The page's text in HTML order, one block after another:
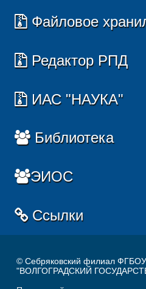
Файловое
Редактор РПД
ИАС "НАУКА"
Библиотека
ЭИОС
Ссылки
© Себряковский филиал
"ВОЛГОГРАДСКИЙ